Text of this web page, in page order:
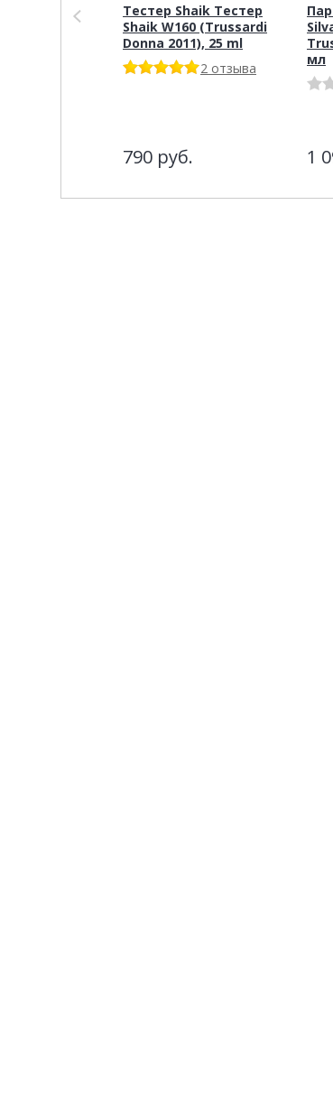
Тестер Shaik Тестер
Shaik W160 (Trussardi
Donna 2011), 25 ml
2 отзыва
790 руб.
мл
1